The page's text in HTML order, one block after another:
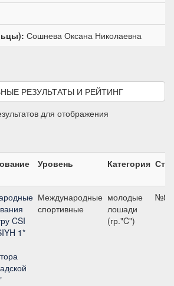
Сошнева Оксана Николаевна
РЕЗУЛЬТАТЫ И РЕЙТИНГ
для отображения
Уровень Категория
CSI
1*
Международные
спортивные
молодые
лошади
(гр."C")
№8,